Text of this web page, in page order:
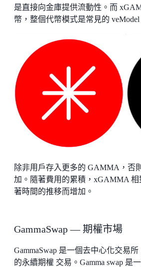
是直接向金庫提供流動性。而
幣，整個代幣模式是常見的 veModel
除非用戶存入更多的 GAMMA，否
加。隨著費用的累積，xGAMMA
著時間的推移而增加。
GammaSwap — 期權市場
GammaSwap 是一個去中心化交易
的永續期權 交易。Gamma swap 是